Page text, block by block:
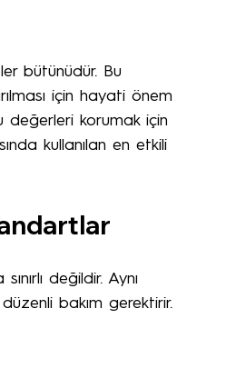
bütünüdür. Bu
için hayati önem
değerleri korumak için
kullanılan en etkili
değildir. Aynı
bakım gerektirir.